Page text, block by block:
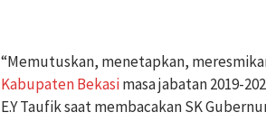
“Memutuskan, menetapkan,
Kabupaten Bekasimasa jabatan 2019-
E.Y Taufik saat membacakan SK